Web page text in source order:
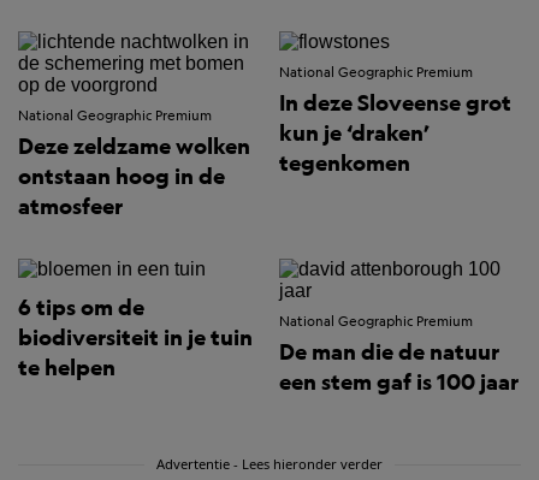
National Geographic Premium
Deze zeldzame wolken
ontstaan hoog in de
atmosfeer
National Geographic Premium
In deze Sloveense grot
kun je ‘draken’
tegenkomen
6 tips om de
biodiversiteit in je tuin
te helpen
National Geographic Premium
De man die de natuur
een stem gaf is 100 jaar
Advertentie - Lees hieronder verder